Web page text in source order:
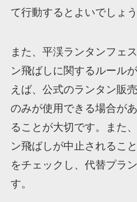
て行動するとよいでしょう
また、平渓ランタンフェ
ン飛ばしに関するルール
えば、公式のランタン販
のみが使用できる場合が
ることが大切です。また
ン飛ばしが中止されるこ
をチェックし、代替プラ
す。